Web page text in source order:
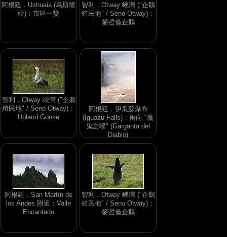
阿根廷．Ushuaia (烏斯懷
亞)：市區一覽
智利．Otway 峽灣 ("企鵝
殖民地" / Seno Otway)：
麥哲倫企鵝
智利．Otway 峽灣 ("企鵝
殖民地" / Seno Otway)：
Upland Goose
阿根廷．伊瓜蘇瀑布
(Iguazu Falls)：衝向 "魔
鬼之喉" (Garganta del
Diablo)
阿根廷．San Martín de
los Andes 附近：Valle
Encantado
智利．Otway 峽灣 ("企鵝
殖民地" / Seno Otway)：
麥哲倫企鵝